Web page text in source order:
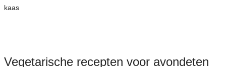
kaas
Vegetarische recepten voor avondeten